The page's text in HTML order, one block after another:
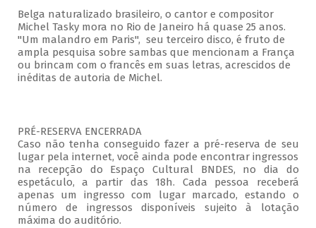
Belga naturalizado brasileiro, o cantor e compositor
Michel Tasky mora no Rio de Janeiro há quase 25 anos.
"Um malandro em Paris", seu terceiro disco, é fruto de
ampla pesquisa sobre sambas que mencionam a França
ou brincam com o francês em suas letras, acrescidos de
inéditas de autoria de Michel.
PRÉ-RESERVA ENCERRADA
Caso não tenha conseguido fazer a pré-reserva de seu
lugar pela internet, você ainda pode encontrar ingressos
na recepção do Espaço Cultural BNDES, no dia do
espetáculo, a partir das 18h. Cada pessoa receberá
apenas um ingresso com lugar marcado, estando o
número de ingressos disponíveis sujeito à lotação
máxima do auditório.